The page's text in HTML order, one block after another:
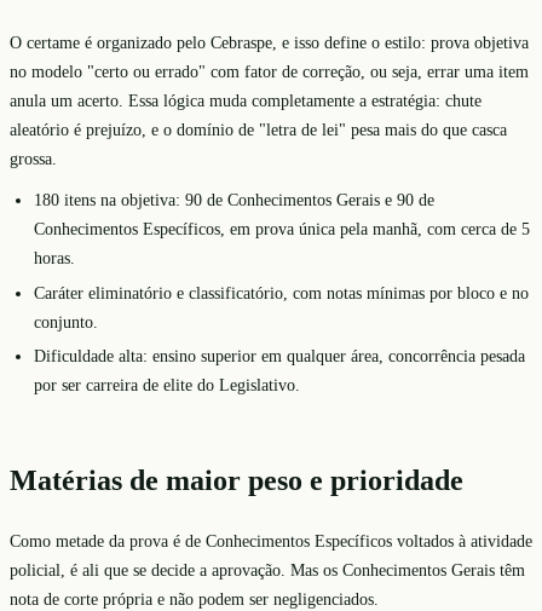
O certame é organizado pelo Cebraspe, e isso define o estilo: prova objetiva
no modelo "certo ou errado" com fator de correção, ou seja, errar uma item
anula um acerto. Essa lógica muda completamente a estratégia: chute
aleatório é prejuízo, e o domínio de "letra de lei" pesa mais do que casca
grossa.
180 itens na objetiva: 90 de Conhecimentos Gerais e 90 de
Conhecimentos Específicos, em prova única pela manhã, com cerca de 5
horas.
Caráter eliminatório e classificatório, com notas mínimas por bloco e no
conjunto.
Dificuldade alta: ensino superior em qualquer área, concorrência pesada
por ser carreira de elite do Legislativo.
Matérias de maior peso e prioridade
Como metade da prova é de Conhecimentos Específicos voltados à atividade
policial, é ali que se decide a aprovação. Mas os Conhecimentos Gerais têm
nota de corte própria e não podem ser negligenciados.